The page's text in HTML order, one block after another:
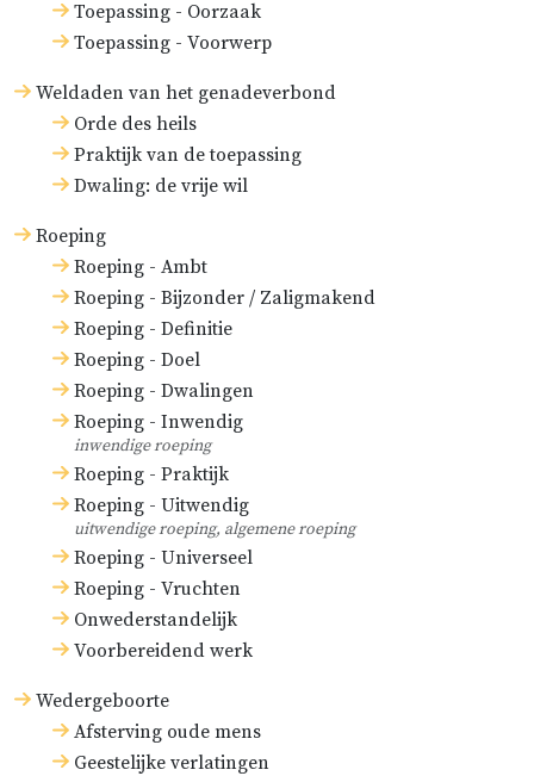
Toepassing - Oorzaak
Toepassing - Voorwerp
Weldaden van het genadeverbond
Orde des heils
Praktijk van de toepassing
Dwaling: de vrije wil
Roeping
Roeping - Ambt
Roeping - Bijzonder / Zaligmakend
Roeping - Definitie
Roeping - Doel
Roeping - Dwalingen
Roeping - Inwendig
inwendige roeping
Roeping - Praktijk
Roeping - Uitwendig
uitwendige roeping, algemene roeping
Roeping - Universeel
Roeping - Vruchten
Onwederstandelijk
Voorbereidend werk
Wedergeboorte
Afsterving oude mens
Geestelijke verlatingen